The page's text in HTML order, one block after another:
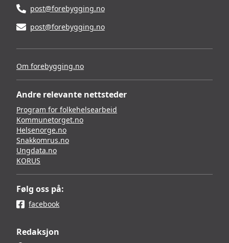
post@forebygging.no
post@forebygging.no
Om forebygging.no
Andre relevante nettsteder
Program for folkehelsearbeid
Kommunetorget.no
Helsenorge.no
Snakkomrus.no
Ungdata.no
KORUS
Følg oss på:
facebook
Redaksjon